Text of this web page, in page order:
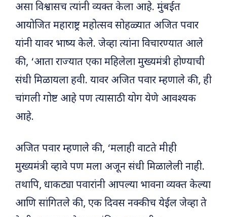
असा विश्वासच त्यांनी व्यक्त केला आहे. मुंबईत
आयोजित महाराष्ट्र महोत्सव सोहळ्यात अजित पवार
यांनी यावर भाष्य केले. जेव्हा त्यांना विचारण्यात आले
की, ‘आता राज्यात एका महिलेला मुख्यमंत्री होण्याची
संधी मिळायला हवी. यावर अजित पवार म्हणाले की, ही
चांगली गोष्ट आहे पण त्यासाठी योग येणे आवश्यक
आहे.
अजित पवार म्हणाले की, ‘मलाही वाटते मीही
मुख्यमंत्री व्हावे पण मला अजून संधी मिळालेली नाही.
तथापि, धाकट्या पवारांनी आपल्या भावना व्यक्त केल्या
आणि सांगितले की, एक दिवस नक्कीच येईल जेव्हा ते